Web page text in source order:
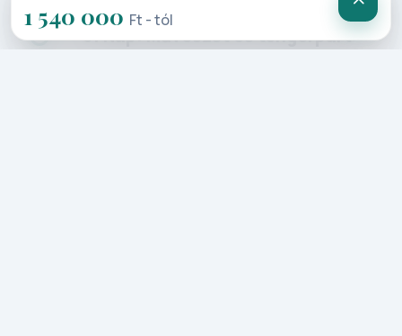
5. Nap: Művészet és tengerpart
1 540 000 Ft - tól